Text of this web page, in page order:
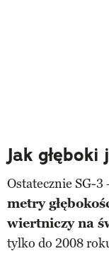
Jak
Ostatecznie SG-
metry
wiertniczy na
tylko do 2008